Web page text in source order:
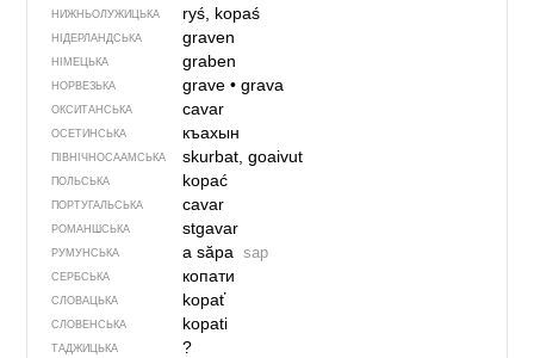
НИЖНЬОЛУЖИЦЬКА ryś, kopaś
НІДЕРЛАНДСЬКА graven
НІМЕЦЬКА graben
НОРВЕЗЬКА grave• grava
ОКСИТАНСЬКА cavar
ОСЕТИНСЬКА къахын
ПІВНІЧНОСААМСЬКА skurbat, goaivut
ПОЛЬСЬКА kopać
ПОРТУГАЛЬСЬКА cavar
РОМАНШСЬКА stgavar
РУМУНСЬКА a săpa sap
СЕРБСЬКА копати
СЛОВАЦЬКА kopať
СЛОВЕНСЬКА kopati
ТАДЖИЦЬКА ?